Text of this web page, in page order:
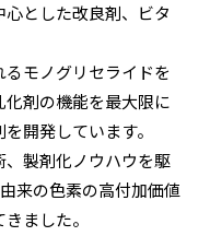
とした改良剤、ビタ
モノグリセライドを
剤の機能を最大限に
開発しています。
、製剤化ノウハウを駆
来の色素の高付加価値
ました。